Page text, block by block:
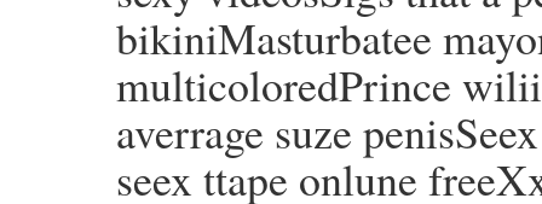
bikiniMasturbatee
multicoloredPrince
averrage suze
seex ttape onlune